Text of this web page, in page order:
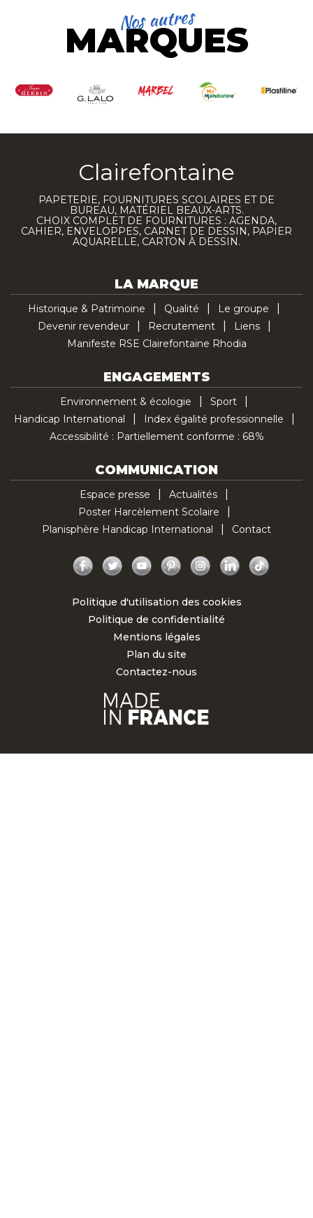
Nos autres
MARQUES
Clairefontaine
PAPETERIE, FOURNITURES SCOLAIRES ET DE
BUREAU, MATÉRIEL BEAUX-ARTS.
CHOIX COMPLET DE FOURNITURES : AGENDA,
CAHIER, ENVELOPPES, CARNET DE DESSIN, PAPIER
AQUARELLE, CARTON À DESSIN.
LA MARQUE
Historique & Patrimoine Qualité
Le groupe
Devenir revendeur
Recrutement
Liens
Manifeste RSE Clairefontaine Rhodia
ENGAGEMENTS
Environnement & écologie
Sport
Handicap International
Index égalité professionnelle
Accessibilité : Partiellement conforme : 68%
COMMUNICATION
Espace presse
Actualités
Poster Harcèlement Scolaire
Planisphère Handicap International
Contact
Facebook
Twitter YouTubePinterestInstagramLinkedIn
Politique d'utilisation des cookies
Politique de confidentialité
Mentions légales
Plan du site
Contactez-nous